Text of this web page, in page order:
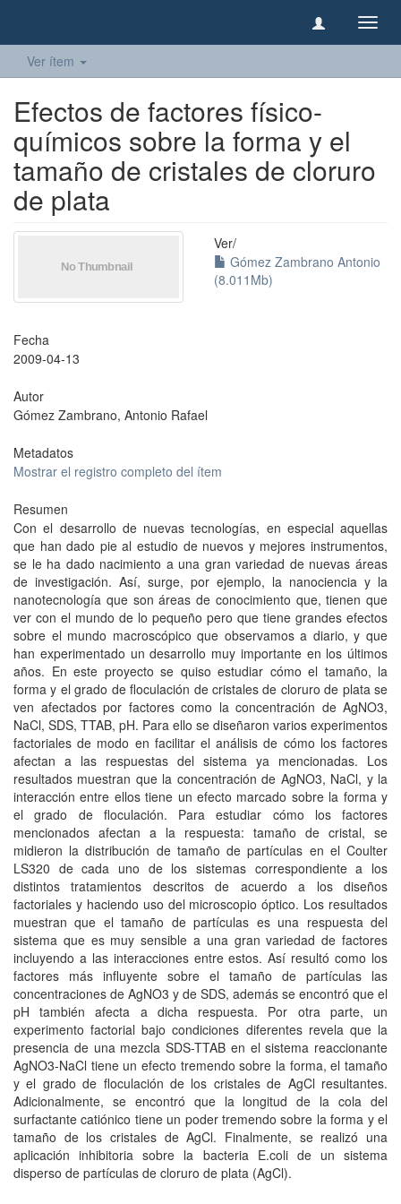
Ver ítem
Efectos de factores físico-
químicos sobre la forma y el
tamaño de cristales de cloruro
de plata
Ver/
Gómez Zambrano Antonio
(8.011Mb)
Fecha
2009-04-13
Autor
Gómez Zambrano, Antonio Rafael
Metadatos
Mostrar el registro completo del ítem
Resumen
Con el desarrollo de nuevas tecnologías, en especial aquellas
que han dado pie al estudio de nuevos y mejores instrumentos,
se le ha dado nacimiento a una gran variedad de nuevas áreas
de investigación. Así, surge, por ejemplo, la nanociencia y la
nanotecnología que son áreas de conocimiento que, tienen que
ver con el mundo de lo pequeño pero que tiene grandes efectos
sobre el mundo macroscópico que observamos a diario, y que
han experimentado un desarrollo muy importante en los últimos
años. En este proyecto se quiso estudiar cómo el tamaño, la
forma y el grado de floculación de cristales de cloruro de plata se
ven afectados por factores como la concentración de AgNO3,
NaCl, SDS, TTAB, pH. Para ello se diseñaron varios experimentos
factoriales de modo en facilitar el análisis de cómo los factores
afectan a las respuestas del sistema ya mencionadas. Los
resultados muestran que la concentración de AgNO3, NaCl, y la
interacción entre ellos tiene un efecto marcado sobre la forma y
el grado de floculación. Para estudiar cómo los factores
mencionados afectan a la respuesta: tamaño de cristal, se
midieron la distribución de tamaño de partículas en el Coulter
LS320 de cada uno de los sistemas correspondiente a los
distintos tratamientos descritos de acuerdo a los diseños
factoriales y haciendo uso del microscopio óptico. Los resultados
muestran que el tamaño de partículas es una respuesta del
sistema que es muy sensible a una gran variedad de factores
incluyendo a las interacciones entre estos. Así resultó como los
factores más influyente sobre el tamaño de partículas las
concentraciones de AgNO3 y de SDS, además se encontró que el
pH también afecta a dicha respuesta. Por otra parte, un
experimento factorial bajo condiciones diferentes revela que la
presencia de una mezcla SDS-TTAB en el sistema reaccionante
AgNO3-NaCl tiene un efecto tremendo sobre la forma, el tamaño
y el grado de floculación de los cristales de AgCl resultantes.
Adicionalmente, se encontró que la longitud de la cola del
surfactante catiónico tiene un poder tremendo sobre la forma y el
tamaño de los cristales de AgCl. Finalmente, se realizó una
aplicación inhibitoria sobre la bacteria E.coli de un sistema
disperso de partículas de cloruro de plata (AgCl).